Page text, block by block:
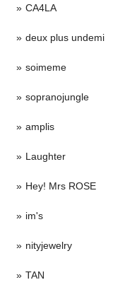
CA4LA
deux plus undemi
soimeme
sopranojungle
amplis
Laughter
Hey! Mrs ROSE
im's
nityjewelry
TAN